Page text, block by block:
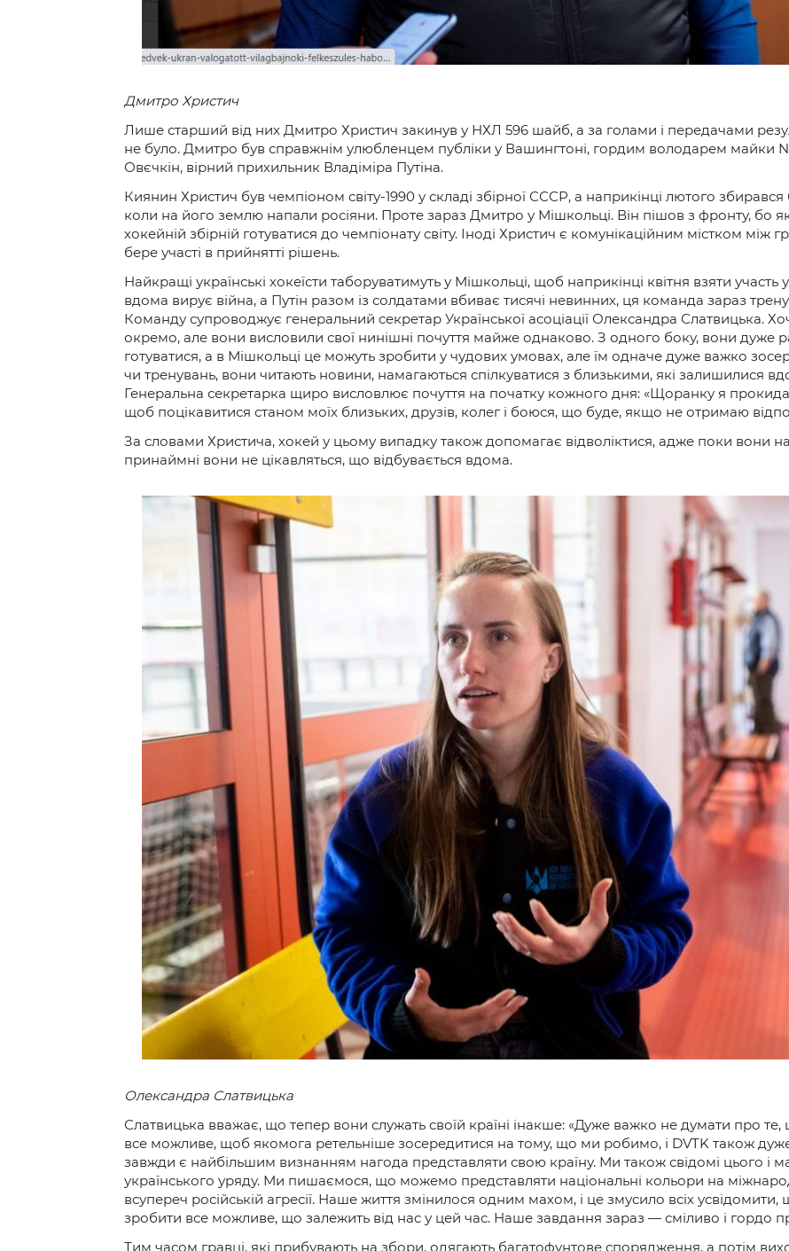
Дмитро Христич
Лише старший від них Дмитро Христич закинув у НХЛ 596 шайб, а за голами і передачами
не було. Дмитро був справжнім улюбленцем публіки у Вашингтоні, гордим володарем майки
Овєчкін, вірний прихильник Владіміра Путіна.
Киянин Христич був чемпіоном світу-1990 у складі збірної СССР, а наприкінці лютого
коли на його землю напали росіяни. Проте зараз Дмитро у Мішкольці. Він пішов з фронту, бо як
хокейній збірній готуватися до чемпіонату світу. Іноді Христич є комунікаційним містком
бере участі в прийнятті рішень.
Найкращі українські хокеїсти таборуватимуть у Мішкольці, щоб наприкінці квітня взяти участь
вдома вирує війна, а Путін разом із солдатами вбиває тисячі невинних, ця команда зараз
Команду супроводжує генеральний секретар Української асоціації Олександра Слатвицька.
окремо, але вони висловили свої нинішні почуття майже однаково. З одного боку, вони дуже
готуватися, а в Мішкольці це можуть зробити у чудових умовах, але їм одначе дуже важко
чи тренувань, вони читають новини, намагаються спілкуватися з близькими, які залишилися
Генеральна секретарка щиро висловлює почуття на початку кожного дня: «Щоранку я
щоб поцікавитися станом моїх близьких, друзів, колег і боюся, що буде, якщо не отримаю
За словами Христича, хокей у цьому випадку також допомагає відволіктися, адже поки вони
принаймні вони не цікавляться, що відбувається вдома.
Олександра Слатвицька
Слатвицька вважає, що тепер вони служать своїй країні інакше: «Дуже важко не думати про
все можливе, щоб якомога ретельніше зосередитися на тому, що ми робимо, і DVTK також
завжди є найбільшим визнанням нагода представляти свою країну. Ми також свідомі цього і
українського уряду. Ми пишаємося, що можемо представляти національні кольори на
всупереч російській агресії. Наше життя змінилося одним махом, і це змусило всіх
зробити все можливе, що залежить від нас у цей час. Наше завдання зараз — сміливо і гордо
Тим часом гравці, які прибувають на збори, одягають багатофунтове спорядження, а потім